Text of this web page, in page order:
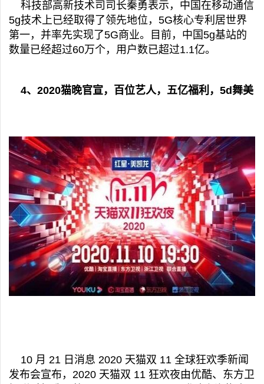
科技部高新技术司司长秦勇表示，中国在移动通信
5g技术上已经取得了领先地位，5G核心专利居世界
第一，并率先实现了5G商业。目前，中国5g基站的
数量已经超过60万个，用户数已超过1.1亿。
4、2020猫晚官宣，百位艺人，五亿福利，5d舞美
10 月 21 日消息 2020 天猫双 11 全球狂欢季新闻
发布会宣布，2020 天猫双 11 狂欢夜由优酷、东方卫